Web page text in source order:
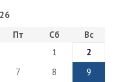
Пт Сб
Вс
1
2
7 8
9